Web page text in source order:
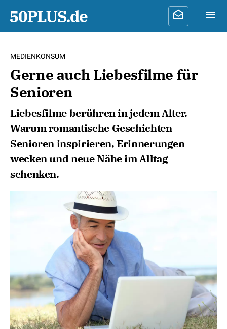
MEDIENKONSUM
Gerne auch Liebesfilme für
Senioren
Liebesfilme berühren in jedem Alter.
Warum romantische Geschichten
Senioren inspirieren, Erinnerungen
wecken und neue Nähe im Alltag
schenken.